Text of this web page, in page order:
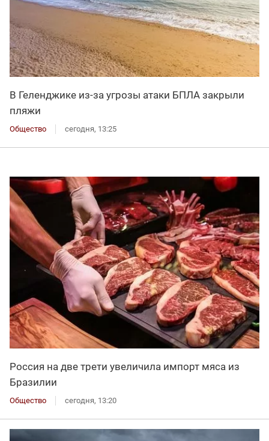
В Геленджике из-за угрозы атаки БПЛА закрыли
пляжи
Общество сегодня, 13:25
Россия на две трети увеличила импорт мяса из
Бразилии
Общество сегодня, 13:20